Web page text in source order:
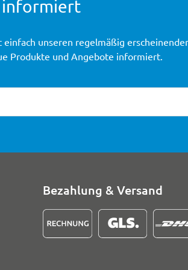
informiert
unseren regelmäßig
Produkte und Angebote informiert.
Bezahlung & Versand